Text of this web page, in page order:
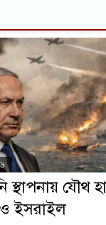
স্থাপনায় যৌথ
ও ইসরাইল